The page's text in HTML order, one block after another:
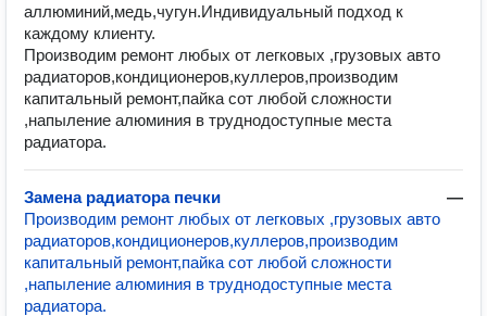
аллюминий,медь,чугун.Индивидуальный подход к
каждому клиенту.
Производим ремонт любых от легковых ,грузовых авто
радиаторов,кондиционеров,куллеров,производим
капитальный ремонт,пайка сот любой сложности
,напыление алюминия в труднодоступные места
радиатора.
Замена радиатора печки
—
Производим ремонт любых от легковых ,грузовых авто
радиаторов,кондиционеров,куллеров,производим
капитальный ремонт,пайка сот любой сложности
,напыление алюминия в труднодоступные места
радиатора.